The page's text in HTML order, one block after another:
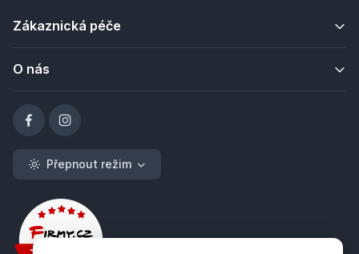
Zákaznická péče
O nás
Přepnout režim